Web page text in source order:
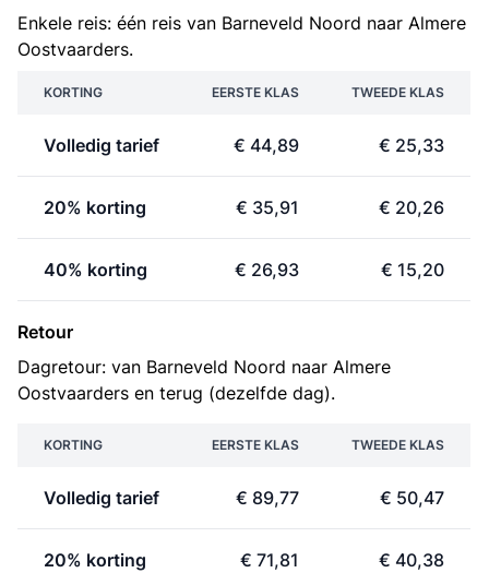
Enkele reis: één reis van Barneveld Noord naar Almere
Oostvaarders.
KORTING EERSTE KLAS TWEEDE KLAS
Volledig tarief € 44,89 € 25,33
20% korting € 35,91 € 20,26
40% korting € 26,93 € 15,20
Retour
Dagretour: van Barneveld Noord naar Almere
Oostvaarders en terug (dezelfde dag).
KORTING EERSTE KLAS TWEEDE KLAS
Volledig tarief € 89,77 € 50,47
20% korting € 71,81 € 40,38